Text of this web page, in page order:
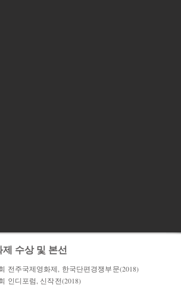
제 수상 및 본선
전주국제영화제, 한국단편경쟁부문(2018)
인디포럼, 신작전(2018)